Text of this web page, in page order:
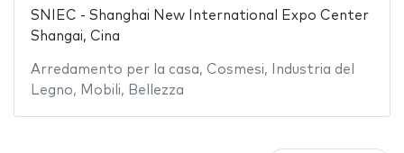
SNIEC - Shanghai New International Expo Center
Shangai, Cina
Arredamento per la casa, Cosmesi,
Industria del
Legno, Mobili, Bellezza